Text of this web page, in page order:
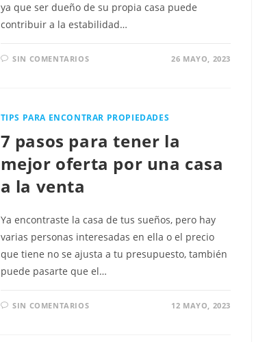
ya que ser dueño de su propia casa puede
contribuir a la estabilidad…
SIN COMENTARIOS 26 MAYO, 2023
TIPS PARA ENCONTRAR PROPIEDADES
7 pasos para tener la
mejor oferta por una casa
a la venta
Ya encontraste la casa de tus sueños, pero hay
varias personas interesadas en ella o el precio
que tiene no se ajusta a tu presupuesto, también
puede pasarte que el…
SIN COMENTARIOS 12 MAYO, 2023